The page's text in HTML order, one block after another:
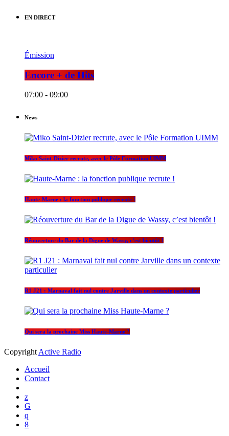
EN DIRECT
Émission
Encore + de Hits
07:00 - 09:00
News
Miko Saint-Dizier recrute, avec le Pôle Formation UIMM
Haute-Marne : la fonction publique recrute !
Réouverture du Bar de la Digue de Wassy, c’est bientôt !
R1 J21 : Marnaval fait nul contre Jarville dans un contexte particulier
Qui sera la prochaine Miss Haute-Marne ?
Copyright Active Radio
Accueil
Contact